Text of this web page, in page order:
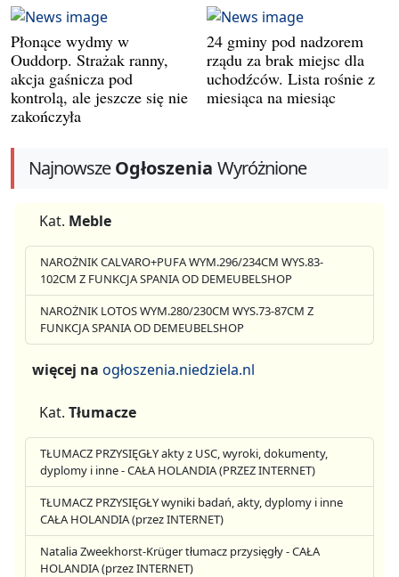
Płonące wydmy w
Ouddorp. Strażak ranny,
akcja gaśnicza pod
kontrolą, ale jeszcze się nie
zakończyła
24 gminy pod nadzorem
rządu za brak miejsc dla
uchodźców. Lista rośnie z
miesiąca na miesiąc
NajnowszeOgłoszenia Wyróżnione
Kat. Meble
NAROŻNIK CALVARO+PUFA WYM.296/234CM WYS.83-
102CM Z FUNKCJA SPANIA OD DEMEUBELSHOP
NAROŻNIK LOTOS WYM.280/230CM WYS.73-87CM Z
FUNKCJA SPANIA OD DEMEUBELSHOP
więcej na ogłoszenia.niedziela.nl
Kat. Tłumacze
TŁUMACZ PRZYSIĘGŁY akty z USC, wyroki, dokumenty,
dyplomy i inne - CAŁA HOLANDIA (PRZEZ INTERNET)
TŁUMACZ PRZYSIĘGŁY wyniki badań, akty, dyplomy i inne
CAŁA HOLANDIA (przez INTERNET)
Natalia Zweekhorst-Krüger tłumacz przysięgły - CAŁA
HOLANDIA (przez INTERNET)